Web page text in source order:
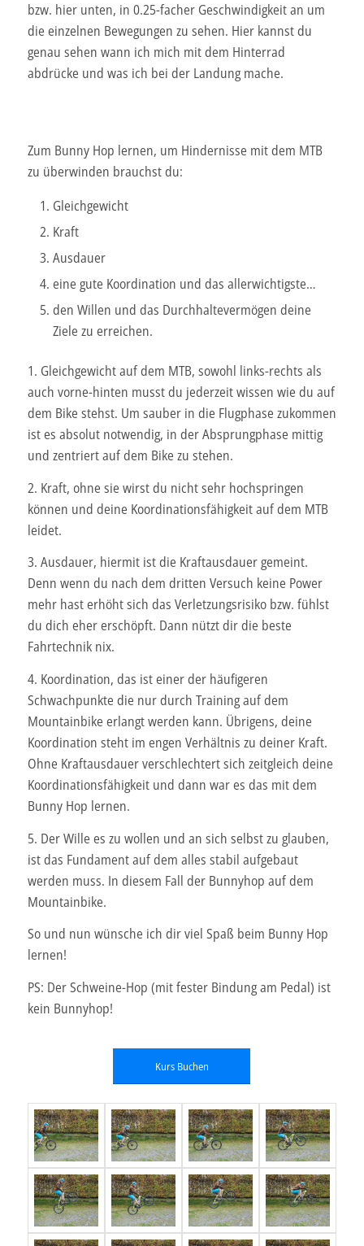
bzw. hier unten, in 0.25-facher Geschwindigkeit an um
die einzelnen Bewegungen zu sehen. Hier kannst du
genau sehen wann ich mich mit dem Hinterrad
abdrücke und was ich bei der Landung mache.
Zum Bunny Hop lernen, um Hindernisse mit dem MTB
zu überwinden brauchst du:
Gleichgewicht
Kraft
Ausdauer
eine gute Koordination und das allerwichtigste…
den Willen und das Durchhaltevermögen deine
Ziele zu erreichen.
1. Gleichgewicht auf dem MTB, sowohl links-rechts als
auch vorne-hinten musst du jederzeit wissen wie du auf
dem Bike stehst. Um sauber in die Flugphase zukommen
ist es absolut notwendig, in der Absprungphase mittig
und zentriert auf dem Bike zu stehen.
2. Kraft, ohne sie wirst du nicht sehr hochspringen
können und deine Koordinationsfähigkeit auf dem MTB
leidet.
3. Ausdauer, hiermit ist die Kraftausdauer gemeint.
Denn wenn du nach dem dritten Versuch keine Power
mehr hast erhöht sich das Verletzungsrisiko bzw. fühlst
du dich eher erschöpft. Dann nützt dir die beste
Fahrtechnik nix.
4. Koordination, das ist einer der häufigeren
Schwachpunkte die nur durch Training auf dem
Mountainbike erlangt werden kann. Übrigens, deine
Koordination steht im engen Verhältnis zu deiner Kraft.
Ohne Kraftausdauer verschlechtert sich zeitgleich deine
Koordinationsfähigkeit und dann war es das mit dem
Bunny Hop lernen.
5. Der Wille es zu wollen und an sich selbst zu glauben,
ist das Fundament auf dem alles stabil aufgebaut
werden muss. In diesem Fall der Bunnyhop auf dem
Mountainbike.
So und nun wünsche ich dir viel Spaß beim Bunny Hop
lernen!
PS: Der Schweine-Hop (mit fester Bindung am Pedal) ist
kein Bunnyhop!
Kurs Buchen